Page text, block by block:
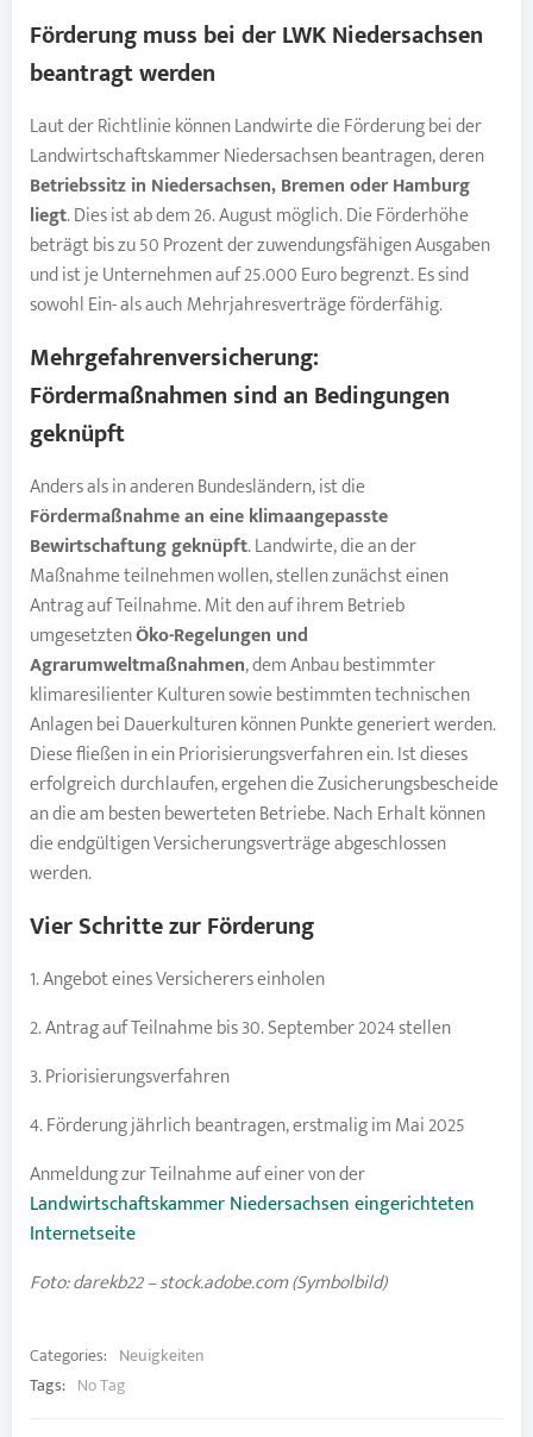
Förderung muss bei der LWK Niedersachsen
beantragt werden
Laut der Richtlinie können Landwirte die Förderung bei der
Landwirtschaftskammer Niedersachsen beantragen, deren
Betriebssitz in Niedersachsen, Bremen oder Hamburg
liegt. Dies ist ab dem 26. August möglich. Die Förderhöhe
beträgt bis zu 50 Prozent der zuwendungsfähigen Ausgaben
und ist je Unternehmen auf 25.000 Euro begrenzt. Es sind
sowohl Ein- als auch Mehrjahresverträge förderfähig.
Mehrgefahrenversicherung:
Fördermaßnahmen sind an Bedingungen
geknüpft
Anders als in anderen Bundesländern, ist die
Fördermaßnahme an eine klimaangepasste
Bewirtschaftung geknüpft. Landwirte, die an der
Maßnahme teilnehmen wollen, stellen zunächst einen
Antrag auf Teilnahme. Mit den auf ihrem Betrieb
umgesetztenÖko-Regelungen und
Agrarumweltmaßnahmen, dem Anbau bestimmter
klimaresilienter Kulturen sowie bestimmten technischen
Anlagen bei Dauerkulturen können Punkte generiert werden.
Diese fließen in ein Priorisierungsverfahren ein. Ist dieses
erfolgreich durchlaufen, ergehen die Zusicherungsbescheide
an die am besten bewerteten Betriebe. Nach Erhalt können
die endgültigen Versicherungsverträge abgeschlossen
werden.
Vier Schritte zur Förderung
1. Angebot eines Versicherers einholen
2. Antrag auf Teilnahme bis 30. September 2024 stellen
3. Priorisierungsverfahren
4. Förderung jährlich beantragen, erstmalig im Mai 2025
Anmeldung zur Teilnahme auf einer von der
Landwirtschaftskammer Niedersachsen eingerichteten
Internetseite
Foto: darekb22 – stock.adobe.com (Symbolbild)
Categories: Neuigkeiten
Tags: No Tag